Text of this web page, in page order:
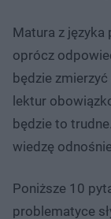
Matura z języka
oprócz
będzie
lektur
będzie to
wiedzę
Poniższe 10
problematyce